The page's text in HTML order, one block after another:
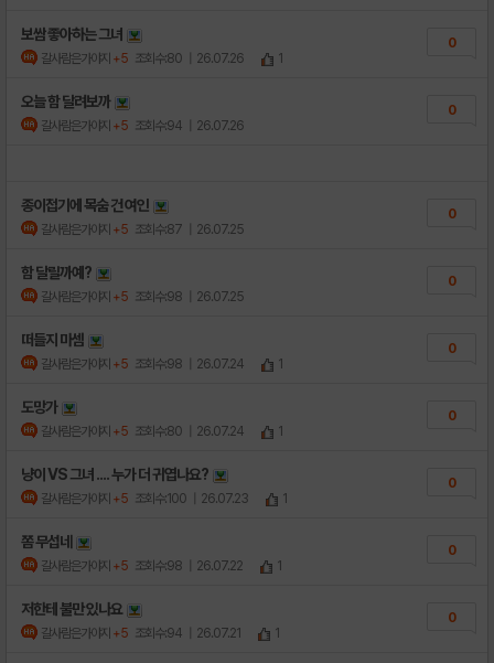
보쌈 좋아하는 그녀
갈사람은가야지 +5 조회수:80 | 26.07.26 1
0
오늘 함 달려보까
갈사람은가야지 +5 조회수:94 | 26.07.26
0
종이접기에 목숨 건 여인
갈사람은가야지 +5 조회수:87 | 26.07.25
0
함 달릴까예?
갈사람은가야지 +5 조회수:98 | 26.07.25
0
떠들지 마셈
갈사람은가야지 +5 조회수:98 | 26.07.24 1
0
도망가
갈사람은가야지 +5 조회수:80 | 26.07.24 1
0
냥이 VS 그녀 .... 누가 더 귀엽나요?
갈사람은가야지 +5 조회수:100 | 26.07.23 1
0
쫌 무섭네
갈사람은가야지 +5 조회수:98 | 26.07.22 1
0
저한테 불만 있나요
갈사람은가야지 +5 조회수:94 | 26.07.21 1
0